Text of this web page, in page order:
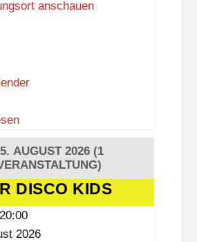
anschauen
AUGUST 2026 (1
DISCO KIDS
20:00
2026